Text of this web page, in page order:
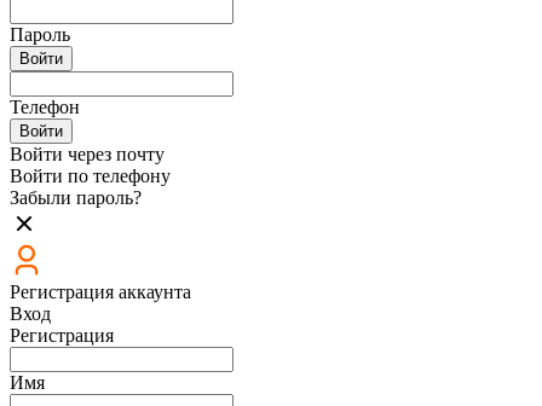
Пароль
Войти
Телефон
Войти
Войти через почту
Войти по телефону
Забыли пароль?
Регистрация аккаунта
Вход
Регистрация
Имя